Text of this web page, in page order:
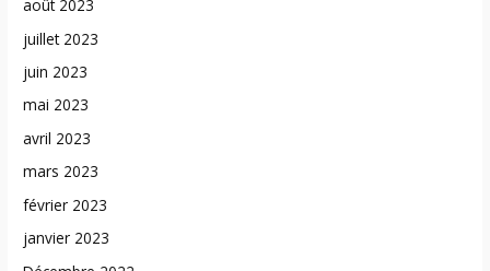
août 2023
juillet 2023
juin 2023
mai 2023
avril 2023
mars 2023
février 2023
janvier 2023